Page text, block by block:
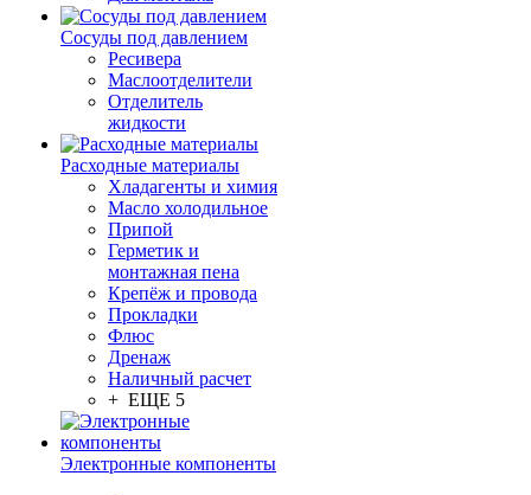
Сосуды под давлением
Ресивера
Маслоотделители
Отделитель
жидкости
Расходные материалы
Хладагенты и химия
Масло холодильное
Припой
Герметик и
монтажная пена
Крепёж и провода
Прокладки
Флюс
Дренаж
Наличный расчет
+ ЕЩЕ 5
Электронные компоненты